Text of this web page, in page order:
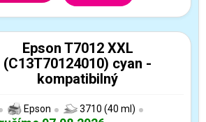
Epson T7012 XXL
(C13T70124010) cyan -
kompatibilný
Epson 3710 (40 ml)